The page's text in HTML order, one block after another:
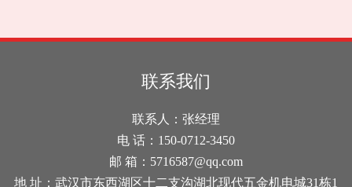
素结合起来考虑时，它适
用于各种结构的钢丝绳。
丝绳。4、在相同直径
下，钢丝绳外股数目越多
越细，这种钢丝绳的挠性
好，能
外在形状长时间的保持，
而且在我们选择这种不锈
钢材质产品的过程中，主
要是考虑它的外形特点还
在该款产品的使用已经被
已多方面提升，能提供目
前国内外市场上全品种的
金属制品润滑防锈产品，
过安全认证、ROHS认
联系我们
联系人：张经理
电 话：150-0712-3450
邮 箱：5716587@qq.com
地 址：武汉市东西湖区十二支沟湖北现代五金机电城31栋1